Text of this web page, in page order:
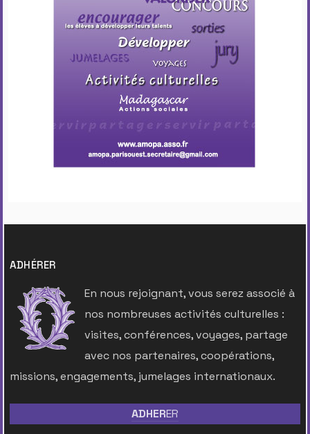
ADHÉRER
En nous rejoignant, vous serez associé à
nos nombreuses activités culturelles :
visites, conférences, voyages, partage
avec nos partenaires, coopérations,
missions, engagements, jumelages internationaux.
ADHERER